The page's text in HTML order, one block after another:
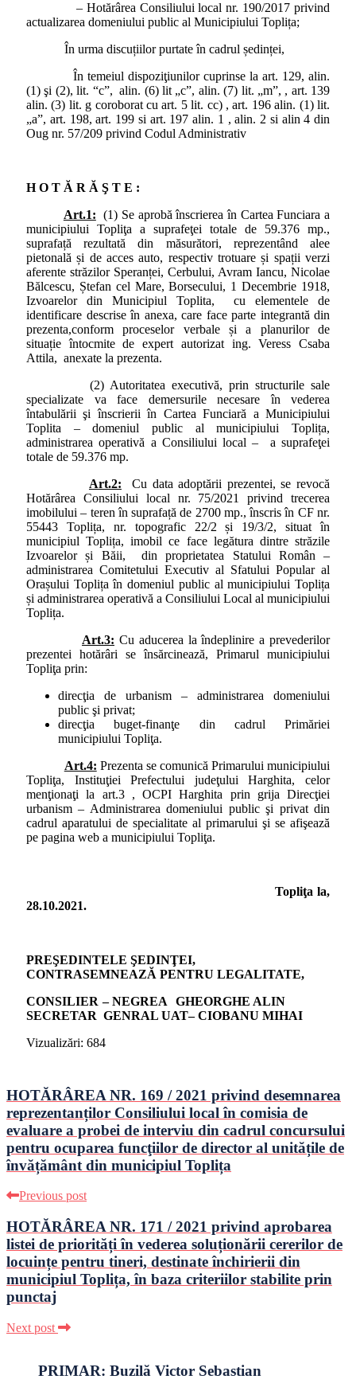
– Hotărârea Consiliului local nr. 190/2017 privind
actualizarea domeniului public al Municipiului Toplița;
În urma discuțiilor purtate în cadrul ședinței,
În temeiul dispoziţiunilor cuprinse la art. 129, alin.
(1) şi (2), lit. “c”, alin. (6) lit „c”, alin. (7) lit. „m”, , art. 139
alin. (3) lit. g coroborat cu art. 5 lit. cc) , art. 196 alin. (1) lit.
„a”, art. 198, art. 199 si art. 197 alin. 1 , alin. 2 si alin 4 din
Oug nr. 57/209 privind Codul Administrativ
H O T Ă R Ă Ş T E :
Art.1: (1) Se aprobă înscrierea în Cartea Funciara a
municipiului Topliţa a suprafeţei totale de 59.376 mp.,
suprafață rezultată din măsurători, reprezentând alee
pietonală și de acces auto, respectiv trotuare și spații verzi
aferente străzilor Speranței, Cerbului, Avram Iancu, Nicolae
Bălcescu, Ștefan cel Mare, Borsecului, 1 Decembrie 1918,
Izvoarelor din Municipiul Toplita, cu elementele de
identificare descrise în anexa, care face parte integrantă din
prezenta,conform proceselor verbale și a planurilor de
situație întocmite de expert autorizat ing. Veress Csaba
Attila, anexate la prezenta.
(2) Autoritatea executivă, prin structurile sale
specializate va face demersurile necesare în vederea
întabulării şi înscrierii în Cartea Funciară a Municipiului
Toplita – domeniul public al municipiului Toplița,
administrarea operativă a Consiliului local – a suprafeţei
totale de 59.376 mp.
Art.2: Cu data adoptării prezentei, se revocă
Hotărârea Consiliului local nr. 75/2021 privind trecerea
imobilului – teren în suprafață de 2700 mp., înscris în CF nr.
55443 Toplița, nr. topografic 22/2 și 19/3/2, situat în
municipiul Toplița, imobil ce face legătura dintre străzile
Izvoarelor și Băii, din proprietatea Statului Român –
administrarea Comitetului Executiv al Sfatului Popular al
Orașului Toplița în domeniul public al municipiului Toplița
și administrarea operativă a Consiliului Local al municipiului
Toplița.
Art.3: Cu aducerea la îndeplinire a prevederilor
prezentei hotărâri se însărcinează, Primarul municipiului
Topliţa prin:
direcţia de urbanism – administrarea domeniului
public şi privat;
direcţia buget-finanţe din cadrul Primăriei
municipiului Topliţa.
Art.4: Prezenta se comunică Primarului municipiului
Topliţa, Instituţiei Prefectului judeţului Harghita, celor
menţionaţi la art.3 , OCPI Harghita prin grija Direcţiei
urbanism – Administrarea domeniului public şi privat din
cadrul aparatului de specialitate al primarului şi se afişează
pe pagina web a municipiului Topliţa.
Topliţa la,
28.10.2021.
PREŞEDINTELE ŞEDINŢEI,
CONTRASEMNEAZĂ PENTRU LEGALITATE,
CONSILIER – NEGREA GHEORGHE ALIN
SECRETAR GENRAL UAT– CIOBANU MIHAI
Vizualizări: 684
HOTĂRÂREA NR. 169 / 2021 privind desemnarea
reprezentanților Consiliului local în comisia de
evaluare a probei de interviu din cadrul concursului
pentru ocuparea funcţiilor de director al unitățile de
învățământ din municipiul Toplița
Previous post
HOTĂRÂREA NR. 171 / 2021 privind aprobarea
listei de priorități în vederea soluționării cererilor de
locuințe pentru tineri, destinate închirierii din
municipiul Toplița, în baza criteriilor stabilite prin
punctaj
Next post
PRIMAR: Buzilă Victor Sebastian